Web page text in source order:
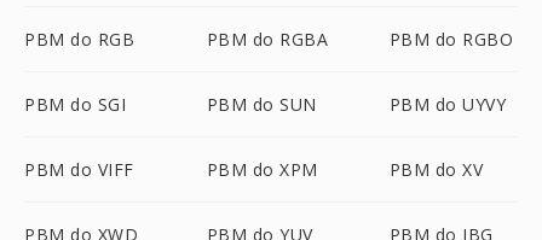
PBM do RGB PBM do RGBA PBM do RGBO
PBM do SGI PBM do SUN PBM do UYVY
PBM do VIFF PBM do XPM PBM do XV
PBM do XWD PBM do YUV PBM do JBG